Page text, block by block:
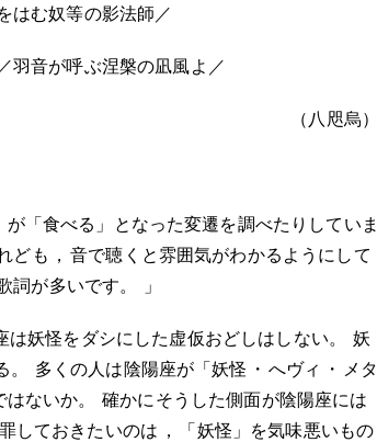
はむ奴等の影法師／
羽音が呼ぶ涅槃の凪風よ／
（八咫烏）
が「食べる」となった変遷を調べたりしていま
ども ， 音で聴くと雰囲気がわかるようにして
詞が多いです。 」
は妖怪をダシにした虚仮おどしはしない。
妖
。 多くの人は陰陽座が「妖怪 ・ へヴィ ・ メタ
はないか。
確かにそうした側面が陰陽座には
しておきたいのは ，
「妖怪」を気味悪いもの